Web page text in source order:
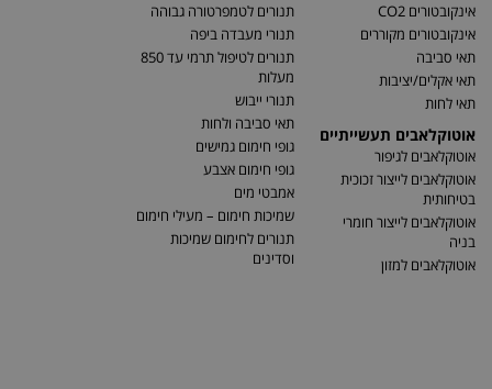
אינקובטורים CO2
אינקובטורים מקוררים
תאי סביבה
תאי אקלים/יציבות
תאי לחות
אוטוקלאבים תעשייתיים
אוטוקלאבים לגיפור
אוטוקלאבים לייצור זכוכית
בטיחותית
אוטוקלאבים לייצור חומרי
בניה
אוטוקלאבים למזון
תנורים לטמפרטורה גבוהה
תנורי מעבדה ביפה
תנורים לטיפול תרמי עד 850
מעלות
תנורי ייבוש
תאי סביבה ולחות
גופי חימום גמישים
גופי חימום אצבע
אמבטי מים
שמיכות חימום – מעילי חימום
תנורים לחימום שמיכות
וסדינים